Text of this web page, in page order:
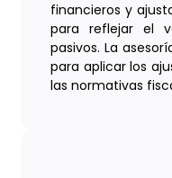
financieros y
para reflejar el
pasivos. La
para aplicar los
las normativas